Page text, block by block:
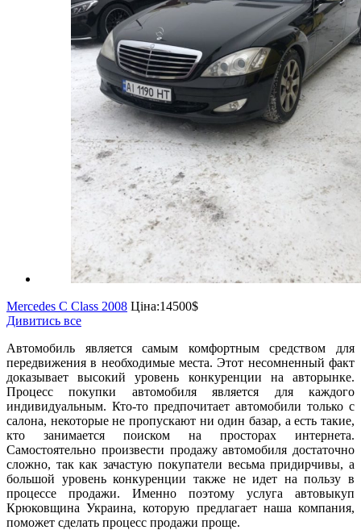
Mercedes C Class 2008 Ціна:14500$
Дивитись все
Автомобиль является самым комфортным средством для
передвижения в необходимые места. Этот несомненный факт
доказывает высокий уровень конкуренции на авторынке.
Процесс покупки автомобиля является для каждого
индивидуальным. Кто-то предпочитает автомобили только с
салона, некоторые не пропускают ни один базар, а есть такие,
кто занимается поиском на просторах интернета.
Самостоятельно произвести продажу автомобиля достаточно
сложно, так как зачастую покупатели весьма придирчивы, а
большой уровень конкуренции также не идет на пользу в
процессе продажи. Именно поэтому услуга автовыкуп
Крюковщина Украина, которую предлагает наша компания,
поможет сделать процесс продажи проще.